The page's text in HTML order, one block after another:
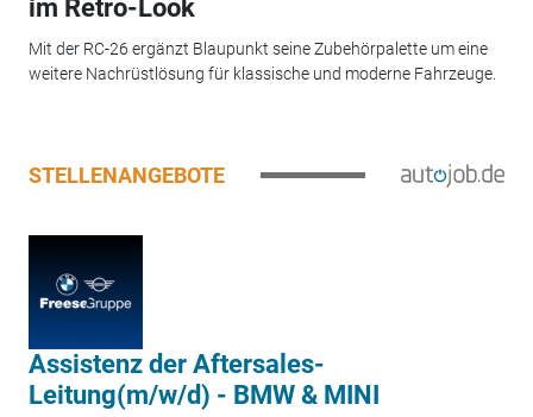
im Retro-Look
Mit der RC-26 ergänzt Blaupunkt seine Zubehörpalette um eine
weitere Nachrüstlösung für klassische und moderne Fahrzeuge.
STELLENANGEBOTE
Assistenz der Aftersales-
Leitung(m/w/d) - BMW & MINI